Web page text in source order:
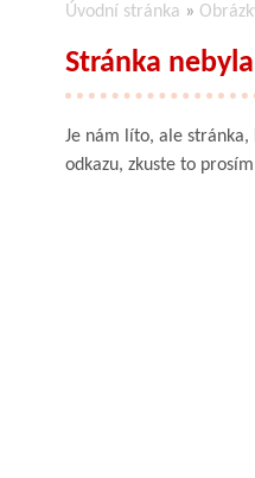
Úvodní stránka »
Stránka
Je nám líto, ale
odkazu, zkuste to